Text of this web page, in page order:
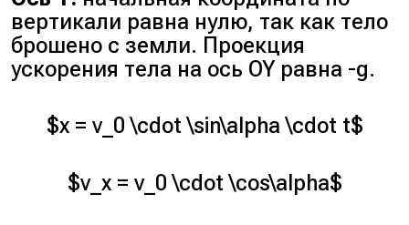
вертикали равна нулю, так как тело
брошено с земли. Проекция
ускорения тела на ось OY равна -g.
$x = v_0 \cdot \sin\alpha \cdot t$
$v_x = v_0 \cdot \cos\alpha$